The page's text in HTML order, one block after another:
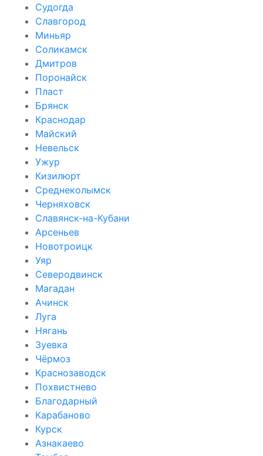
Судогда
Славгород
Миньяр
Соликамск
Дмитров
Поронайск
Пласт
Брянск
Краснодар
Майский
Невельск
Ужур
Кизилюрт
Среднеколымск
Черняховск
Славянск-на-Кубани
Арсеньев
Новотроицк
Уяр
Северодвинск
Магадан
Ачинск
Луга
Нягань
Зуевка
Чёрмоз
Краснозаводск
Похвистнево
Благодарный
Карабаново
Курск
Азнакаево